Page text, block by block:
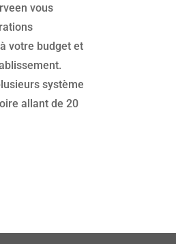
vous
votre budget et
système
allant de 20